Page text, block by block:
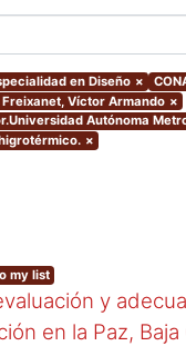
en Diseño ×
Víctor Armando ×
Autónoma
×
my list
y
en la Paz,